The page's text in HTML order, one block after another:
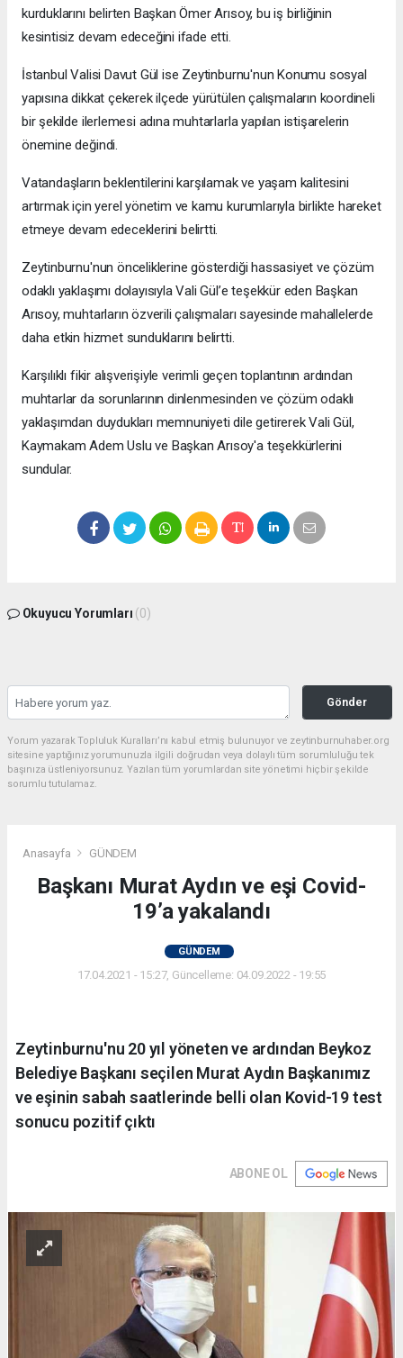
kurduklarını belirten Başkan Ömer Arısoy, bu iş birliğinin
kesintisiz devam edeceğini ifade etti.
İstanbul Valisi Davut Gül ise Zeytinburnu'nun Konumu sosyal
yapısına dikkat çekerek ilçede yürütülen çalışmaların koordineli
bir şekilde ilerlemesi adına muhtarlarla yapılan istişarelerin
önemine değindi.
Vatandaşların beklentilerini karşılamak ve yaşam kalitesini
artırmak için yerel yönetim ve kamu kurumlarıyla birlikte hareket
etmeye devam edeceklerini belirtti.
Zeytinburnu'nun önceliklerine gösterdiği hassasiyet ve çözüm
odaklı yaklaşımı dolayısıyla Vali Gül’e teşekkür eden Başkan
Arısoy, muhtarların özverili çalışmaları sayesinde mahallelerde
daha etkin hizmet sunduklarını belirtti.
Karşılıklı fikir alışverişiyle verimli geçen toplantının ardından
muhtarlar da sorunlarının dinlenmesinden ve çözüm odaklı
yaklaşımdan duydukları memnuniyeti dile getirerek Vali Gül,
Kaymakam Adem Uslu ve Başkan Arısoy'a teşekkürlerini
sundular.
Okuyucu Yorumları (0)
Gönder
Yorum yazarak Topluluk Kuralları’nı kabul etmiş bulunuyor ve zeytinburnuhaber.org
sitesine yaptığınız yorumunuzla ilgili doğrudan veya dolaylı tüm sorumluluğu tek
başınıza üstleniyorsunuz. Yazılan tüm yorumlardan site yönetimi hiçbir şekilde
sorumlu tutulamaz.
Anasayfa GÜNDEM
Başkanı Murat Aydın ve eşi Covid-
19’a yakalandı
GÜNDEM
17.04.2021 - 15:27, Güncelleme: 04.09.2022 - 19:55
Zeytinburnu'nu 20 yıl yöneten ve ardından Beykoz
Belediye Başkanı seçilen Murat Aydın Başkanımız
ve eşinin sabah saatlerinde belli olan Kovid-19 test
sonucu pozitif çıktı
ABONE OL